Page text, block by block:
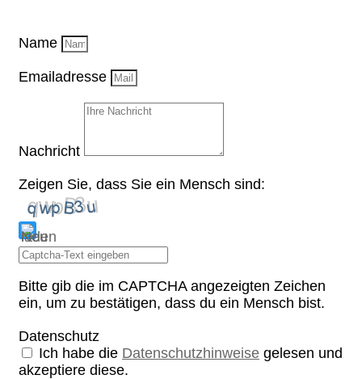
Name
Emailadresse
Nachricht
Zeigen Sie, dass Sie ein Mensch sind:
Bitte gib die im CAPTCHA angezeigten Zeichen
ein, um zu bestätigen, dass du ein Mensch bist.
Datenschutz
Ich habe die Datenschutzhinweise gelesen und
akzeptiere diese.